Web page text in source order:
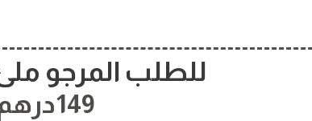
للطلب المرجو ملئ
149درهم